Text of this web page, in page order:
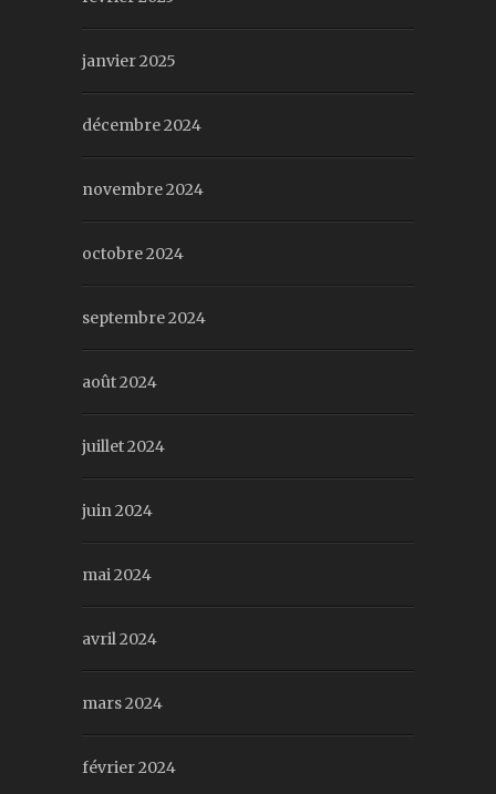
janvier 2025
décembre 2024
novembre 2024
octobre 2024
septembre 2024
août 2024
juillet 2024
juin 2024
mai 2024
avril 2024
mars 2024
février 2024